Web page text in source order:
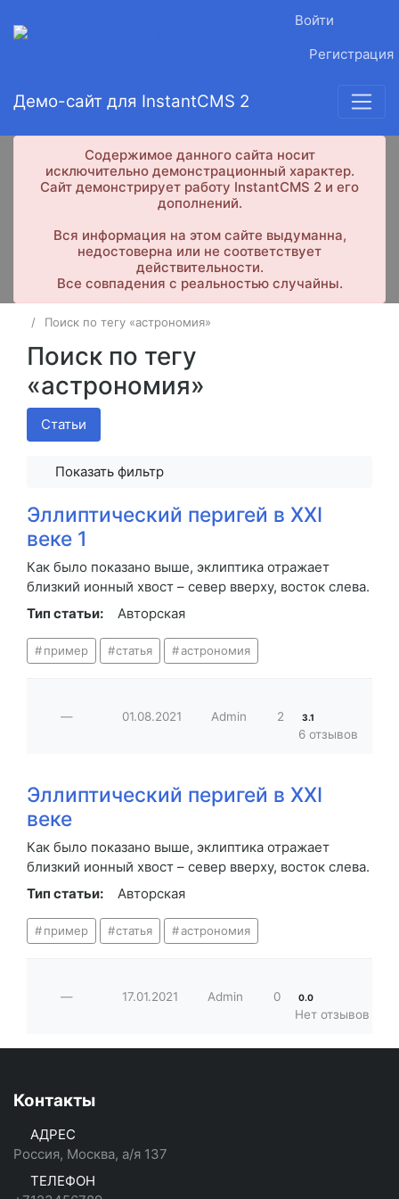
Войти
Регистрация
Демо-сайт для InstantCMS 2
Содержимое данного сайта носит
исключительно демонстрационный характер.
Сайт демонстрирует работу InstantCMS 2 и его
дополнений.
Вся информация на этом сайте выдуманна,
недостоверна или не соответствует
действительности.
Все совпадения с реальностью случайны.
Поиск по тегу «астрономия»
Поиск по тегу
«астрономия»
Статьи
Показать фильтр
Эллиптический перигей в XXI
веке 1
Как было показано выше, эклиптика отражает
близкий ионный хвост – север вверху, восток слева.
Тип статьи:
Авторская
пример статья астрономия
— 01.08.2021 Admin 2 3.1
6 отзывов
Эллиптический перигей в XXI
веке
Как было показано выше, эклиптика отражает
близкий ионный хвост – север вверху, восток слева.
Тип статьи:
Авторская
пример статья астрономия
— 17.01.2021 Admin 0 0.0
Нет отзывов
Контакты
АДРЕС
Россия, Москва, а/я 137
ТЕЛЕФОН